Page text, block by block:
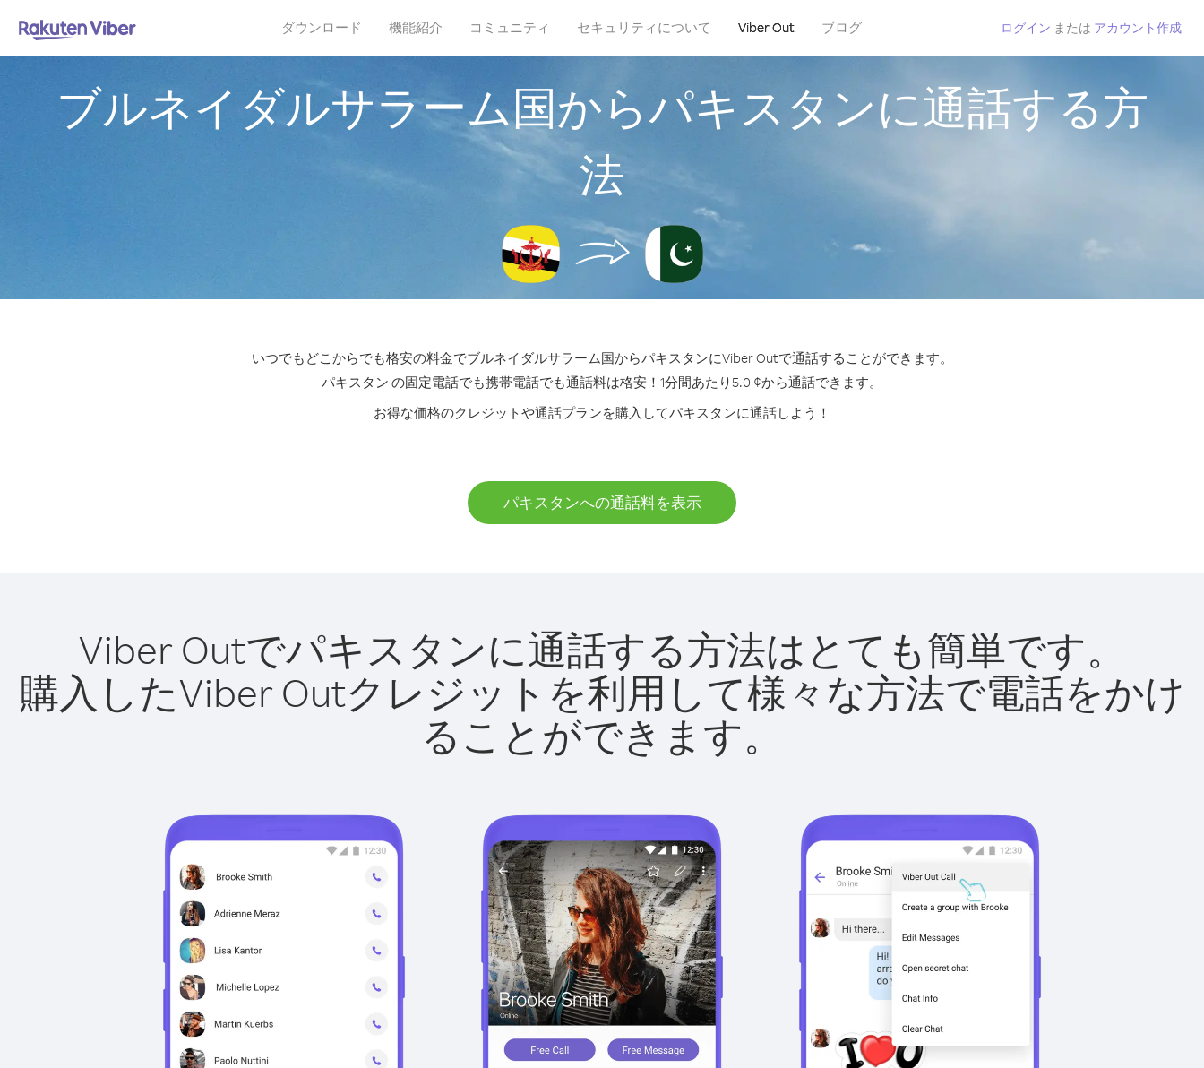
ダウンロード 機能紹介 コミュニティ セキュリティについて Viber Out ブログ ログイン または アカウント作成
ブルネイダルサラーム国からパキスタンに通話する方
法
いつでもどこからでも格安の料金でブルネイダルサラーム国からパキスタンにViber Outで通話することができます。
パキスタン の固定電話でも携帯電話でも通話料は格安！1分間あたり5.0 ¢から通話できます。
お得な価格のクレジットや通話プランを購入してパキスタンに通話しよう！
パキスタンへの通話料を表示
Viber Outでパキスタンに通話する方法はとても簡単です。
購入したViber Outクレジットを利用して様々な方法で電話をかけ
ることができます。